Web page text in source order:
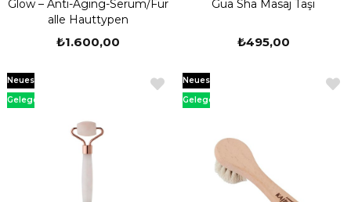
Glow – Anti-Aging-Serum/Für
alle Hauttypen
₺1.600,00
Gua Sha Masaj Taşı
₺495,00
Neues
Produkt
Gelegenheit
Neues
Produkt
Gelegenheit